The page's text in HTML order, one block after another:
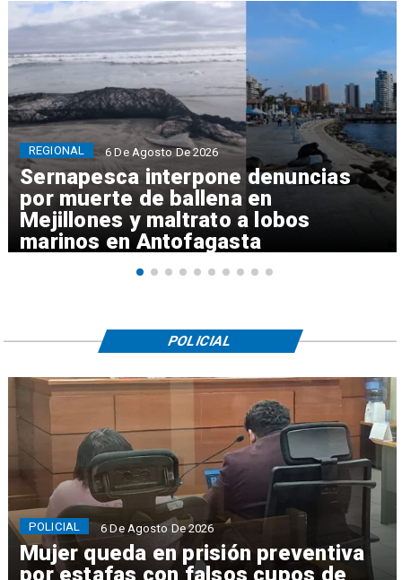
Sernapesca interpone denuncias
por muerte de ballena en
Mejillones y maltrato a lobos
marinos en Antofagasta
REGIONAL 6 De Agosto De 2026
Mujer queda en prisión preventiva
por estafas con falsos cupos de
POLICIAL 6 De Agosto De 2026
POLICIAL